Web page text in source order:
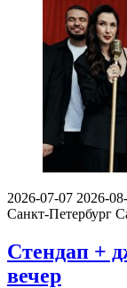
2026-07-07 2026-
Санкт-Петербург
Стендап +
вечер